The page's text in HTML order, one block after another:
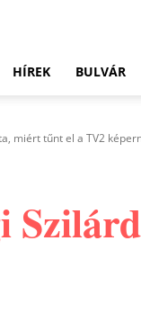
HÍREK BULVÁR
miért tűnt el a TV2